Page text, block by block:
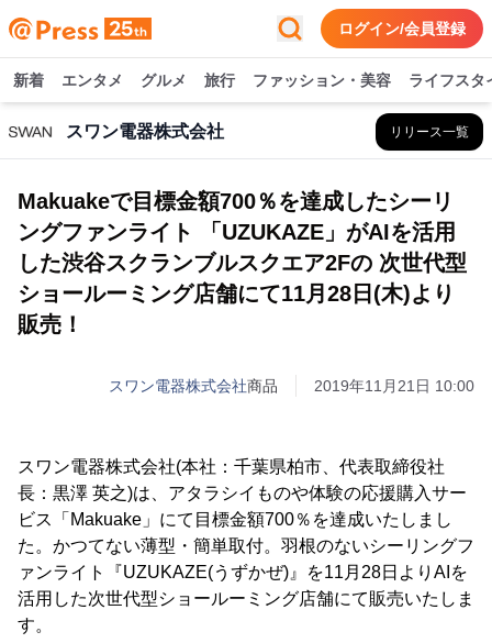
ログイン/会員登録
新着 エンタメ グルメ 旅行 ファッション・美容 ライフスタ
スワン電器株式会社 リリース一覧
Makuakeで目標金額700％を達成したシーリ
ングファンライト 「UZUKAZE」がAIを活用
した渋谷スクランブルスクエア2Fの 次世代型
ショールーミング店舗にて11月28日(木)より
販売！
スワン電器株式会社商品 2019年11月21日 10:00
スワン電器株式会社(本社：千葉県柏市、代表取締役社
長：黒澤 英之)は、アタラシイものや体験の応援購入サー
ビス「Makuake」にて目標金額700％を達成いたしまし
た。かつてない薄型・簡単取付。羽根のないシーリングフ
ァンライト『UZUKAZE(うずかぜ)』を11月28日よりAIを
活用した次世代型ショールーミング店舗にて販売いたしま
す。